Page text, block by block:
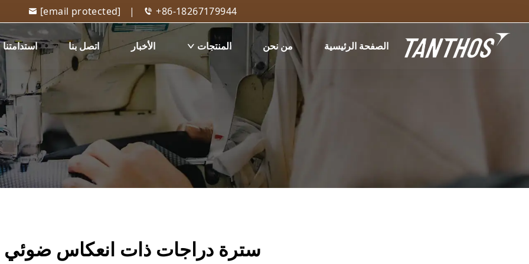
[email protected] | +86-18267179944
الصفحة الرئيسية من نحن المنتجات الأخبار اتصل بنا استدامتنا
سترة دراجات ذات انعكاس ضوئي